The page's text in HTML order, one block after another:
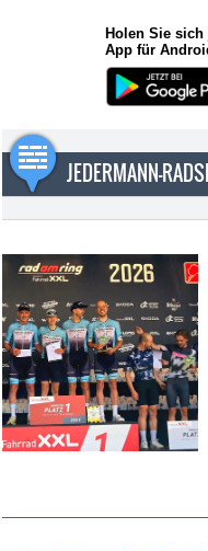
Holen Sie
App für
JEDERMANN-